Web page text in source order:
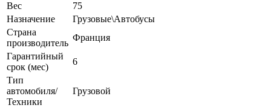
Вес
75
Назначение
Грузовые\Автобусы
Страна
производитель
Франция
Гарантийный
срок (мес)
6
Тип
автомобиля/
Техники
Грузовой